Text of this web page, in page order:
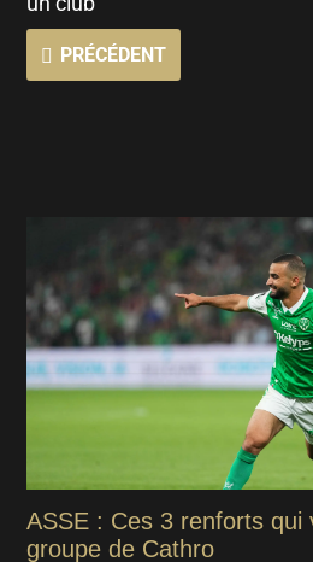
PRÉCÉDENT
ASSE : Ces 3 renforts qui
groupe de Cathro